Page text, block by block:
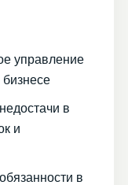
управление
в
и
в